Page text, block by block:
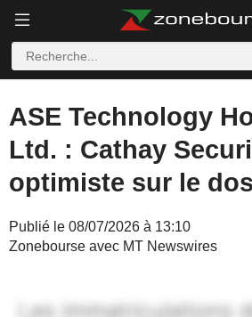
ASE Technology
Ltd. : Cathay
optimiste sur le
Publié le 08/07/2026 à 13:10
Zonebourse avec MT Newswires